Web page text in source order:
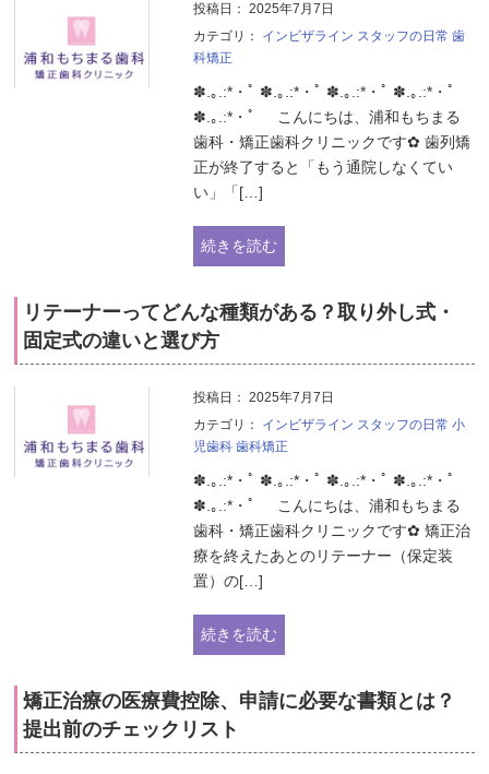
投稿日： 2025年7月7日
カテゴリ： インビザライン スタッフの日常 歯
科矯正
✽.｡.:*・ﾟ ✽.｡.:*・ﾟ ✽.｡.:*・ﾟ ✽.｡.:*・ﾟ
✽.｡.:*・ﾟ こんにちは、浦和もちまる
歯科・矯正歯科クリニックです✿ 歯列矯
正が終了すると「もう通院しなくてい
い」「[…]
続きを読む
リテーナーってどんな種類がある？取り外し式・
固定式の違いと選び方
投稿日： 2025年7月7日
カテゴリ： インビザライン スタッフの日常 小
児歯科 歯科矯正
✽.｡.:*・ﾟ ✽.｡.:*・ﾟ ✽.｡.:*・ﾟ ✽.｡.:*・ﾟ
✽.｡.:*・ﾟ こんにちは、浦和もちまる
歯科・矯正歯科クリニックです✿ 矯正治
療を終えたあとのリテーナー（保定装
置）の[…]
続きを読む
矯正治療の医療費控除、申請に必要な書類とは？
提出前のチェックリスト